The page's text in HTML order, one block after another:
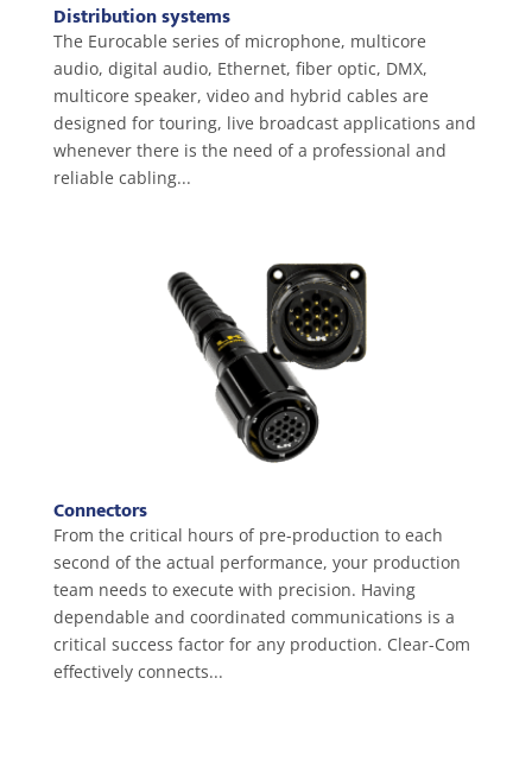
Distribution systems
The Eurocable series of microphone, multicore
audio, digital audio, Ethernet, fiber optic, DMX,
multicore speaker, video and hybrid cables are
designed for touring, live broadcast applications and
whenever there is the need of a professional and
reliable cabling...
Connectors
From the critical hours of pre-production to each
second of the actual performance, your production
team needs to execute with precision. Having
dependable and coordinated communications is a
critical success factor for any production. Clear-Com
effectively connects...